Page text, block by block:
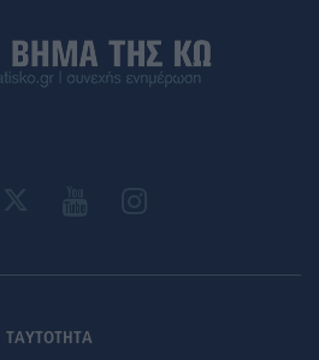
ΤΑΥΤΟΤΗΤΑ